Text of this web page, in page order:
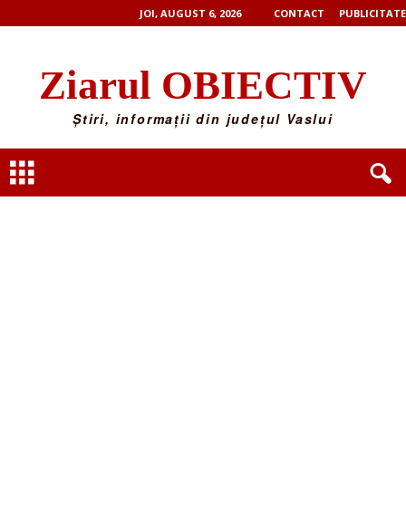
JOI, AUGUST 6, 2026 CONTACT PUBLICITATE
Ziarul OBIECTIV
Știri, informații din județul Vaslui